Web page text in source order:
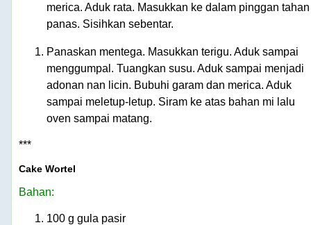
merica. Aduk rata. Masukkan ke dalam pinggan tahan
panas. Sisihkan sebentar.
Panaskan mentega. Masukkan terigu. Aduk sampai
menggumpal. Tuangkan susu. Aduk sampai menjadi
adonan nan licin. Bubuhi garam dan merica. Aduk
sampai meletup-letup. Siram ke atas bahan mi lalu
oven sampai matang.
***
Cake Wortel
Bahan:
100 g gula pasir